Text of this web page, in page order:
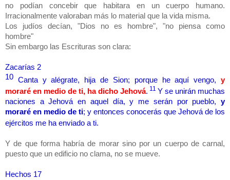
no podían concebir que habitara en un cuerpo humano.
Irracionalmente valoraban más lo material que la vida misma.
Los judíos decían, "Dios no es hombre", "no piensa como
hombre"
Sin embargo las Escrituras son clara:
Zacarías 2
10 Canta y alégrate, hija de Sion; porque he aquí vengo,y
moraré en medio de ti, ha dicho Jehová. 11 Y se unirán muchas
naciones a Jehová en aquel día, y me serán por pueblo, y
moraré en medio de ti; y entonces conocerás que Jehová de los
ejércitos me ha enviado a ti.
Y de que forma habría de morar sino por un cuerpo de carnal,
puesto que un edificio no clama, no se mueve.
Hechos 17